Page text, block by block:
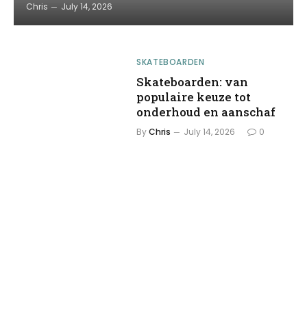
Chris July 14, 2026
SKATEBOARDEN
Skateboarden: van
populaire keuze tot
onderhoud en aanschaf
ByChris July 14, 2026 0